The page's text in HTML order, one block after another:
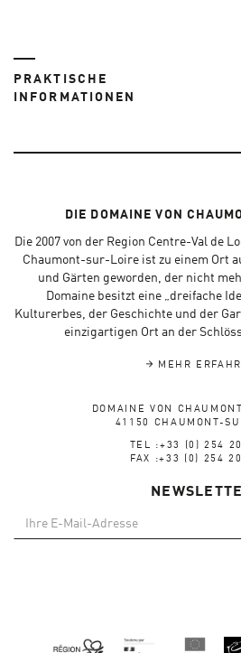
PRAKTISCHE
INFORMATIONEN
DIE DOMAINE VON
Die 2007 von der Region Centre-Val de
Chaumont-sur-Loire ist zu einem Ort
und Gärten geworden, der nicht
Domaine besitzt eine „dreifache
Kulturerbes, der Geschichte und der
einzigartigen Ort an der
MEHR
DOMAINE VON
41150 CHAUMONT-
TEL :+33 (0) 254
FAX :+33 (0) 254